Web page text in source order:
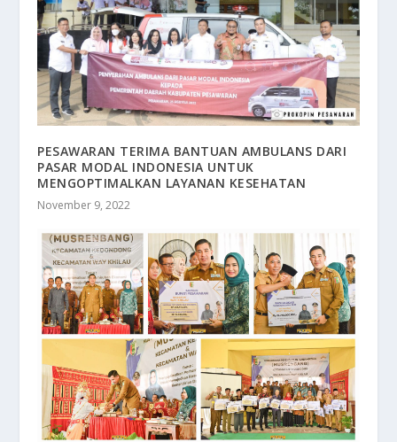
PESAWARAN TERIMA BANTUAN AMBULANS DARI
PASAR MODAL INDONESIA UNTUK
MENGOPTIMALKAN LAYANAN KESEHATAN
November 9, 2022